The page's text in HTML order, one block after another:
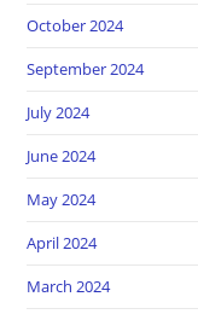
October 2024
September 2024
July 2024
June 2024
May 2024
April 2024
March 2024